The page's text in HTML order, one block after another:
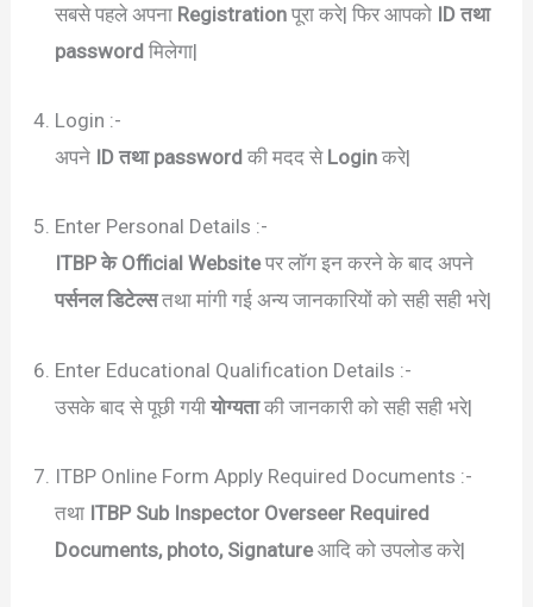
सबसे पहले अपना Registrationपूरा करे| फिर आपको ID तथा
password मिलेगा|
Login :-
अपने ID तथा password की मदद से Loginकरे|
Enter Personal Details :-
ITBP के Official Websiteपर लॉग इन करने के बाद अपने
पर्सनल डिटेल्सतथा मांगी गई अन्य जानकारियों को सही सही भरे|
Enter Educational Qualification Details :-
उसके बाद से पूछी गयी योग्यताकी जानकारी को सही सही भरे|
ITBP Online Form Apply Required Documents :-
तथा ITBP Sub Inspector Overseer Required
Documents, photo, Signatureआदि को उपलोड करे|